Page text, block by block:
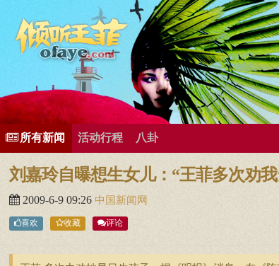
有歌曲专辑
王菲新闻王菲的精美图片王菲精彩视频王菲论坛给王菲留言用户
所有新闻 活动行程 八卦
刘嘉玲自曝想生女儿：“王菲多次劝
2009-6-9 09:26 中国新闻网
喜欢 收藏 评论